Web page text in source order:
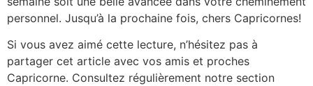
personnel. Jusqu’à la prochaine fois, chers Capricornes!
Si vous avez aimé cette lecture, n’hésitez pas à
partager cet article avec vos amis et proches
Capricorne. Consultez régulièrement notre section